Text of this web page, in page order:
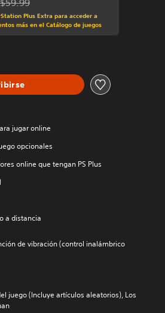
del precio original de US$59.99
Plus Extra para acceder a
más en el Catálogo de juegos
jugar online
opcionales
online que tengan PS Plus
a distancia
de vibración (control inalámbrico
juego (Incluye artículos aleatorios), Los